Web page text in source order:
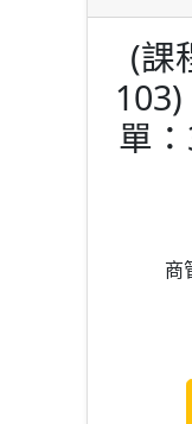
(課
單
商